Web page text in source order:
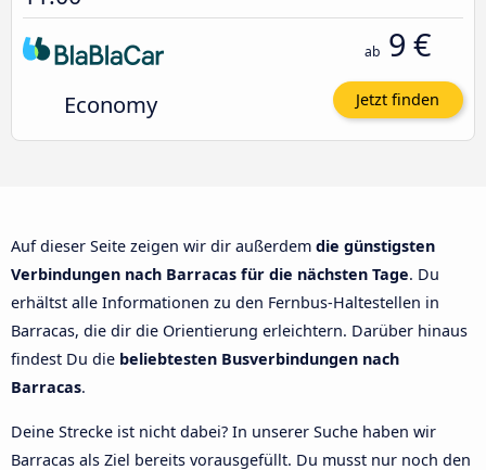
Economy
ab 9 €
Jetzt finden
Auf dieser Seite zeigen wir dir außerdem die günstigsten
Verbindungen nach Barracas für die nächsten Tage. Du
erhältst alle Informationen zu den Fernbus-Haltestellen in
Barracas, die dir die Orientierung erleichtern. Darüber hinaus
findest Du die beliebtesten Busverbindungen nach
Barracas.
Deine Strecke ist nicht dabei? In unserer Suche haben wir
Barracas als Ziel bereits vorausgefüllt. Du musst nur noch den